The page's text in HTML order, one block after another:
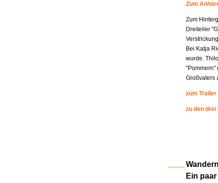
Zum
Zum
Dreiteiler
Bei Katja
wurde.
"Pommern"
Großvaters
zum Trailer
zu den
Ein